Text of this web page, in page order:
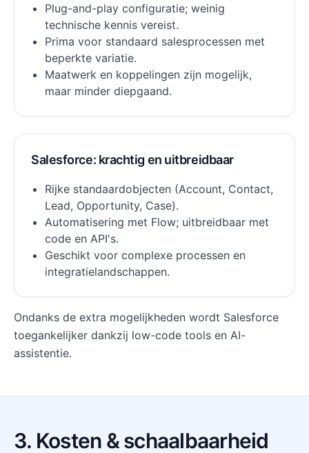
Plug-and-play configuratie; weinig
technische kennis vereist.
Prima voor standaard salesprocessen met
beperkte variatie.
Maatwerk en koppelingen zijn mogelijk,
maar minder diepgaand.
Salesforce: krachtig en uitbreidbaar
Rijke standaardobjecten (Account, Contact,
Lead, Opportunity, Case).
Automatisering met Flow; uitbreidbaar met
code en API's.
Geschikt voor complexe processen en
integratielandschappen.
Ondanks de extra mogelijkheden wordt Salesforce
toegankelijker dankzij low-code tools en AI-
assistentie.
3. Kosten & schaalbaarheid